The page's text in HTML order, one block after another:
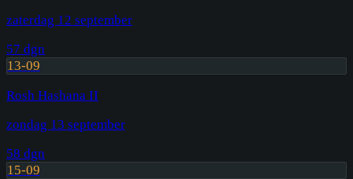
zaterdag 12 september
57 dgn
13-09
Rosh Hashana II
zondag 13 september
58 dgn
15-09